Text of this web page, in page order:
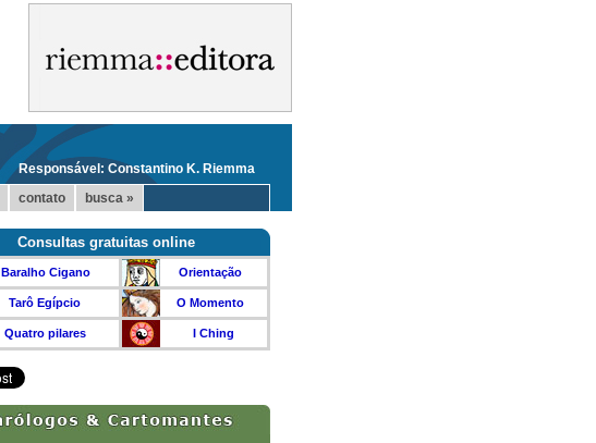
Responsável: Constantino K. Riemma
contato busca »
Consultas gratuitas online
Baralho Cigano
Tarô Egípcio
Quatro pilares
Orientação
O Momento
I Ching